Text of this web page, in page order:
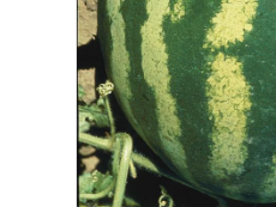
Mostarda
Pepino
Pimenta
Pimentão